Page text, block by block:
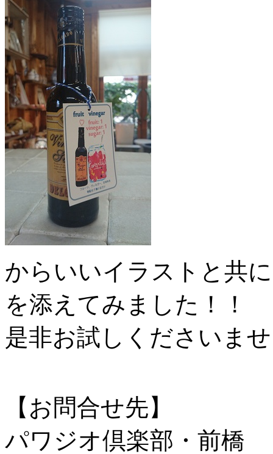
からいいイラストと共
を添えてみました！！
是非お試しくださいま
【お問合せ先】
パワジオ倶楽部・前橋